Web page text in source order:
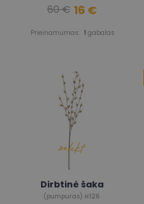
Prieinamumas: 1 gabalas
60 € 16 €
Dirbtinė šaka
(pumpuras) H126